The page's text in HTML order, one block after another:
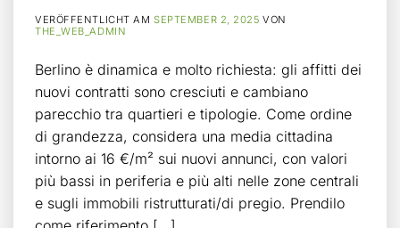
VERÖFFENTLICHT AMSEPTEMBER 2, 2025 VON
THE_WEB_ADMIN
Berlino è dinamica e molto richiesta: gli affitti dei
nuovi contratti sono cresciuti e cambiano
parecchio tra quartieri e tipologie. Come ordine
di grandezza, considera una media cittadina
intorno ai 16 €/m² sui nuovi annunci, con valori
più bassi in periferia e più alti nelle zone centrali
e sugli immobili ristrutturati/di pregio. Prendilo